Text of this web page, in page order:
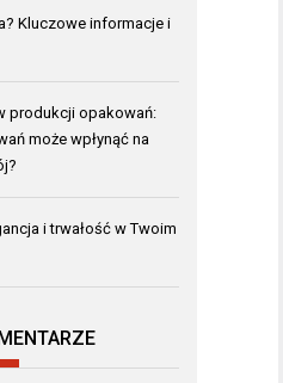
Kluczowe informacje i
produkcji opakowań:
może wpłynąć na
i trwałość w Twoim